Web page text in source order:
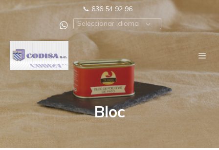
📞 636 54 92 96
Seleccionar idioma
Bloc